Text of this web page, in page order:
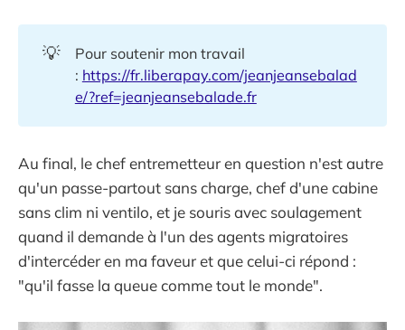
💡
Pour soutenir mon travail
: https://fr.liberapay.com/jeanjeansebalad
e/?ref=jeanjeansebalade.fr
Au final, le chef entremetteur en question n'est autre
qu'un passe-partout sans charge, chef d'une cabine
sans clim ni ventilo, et je souris avec soulagement
quand il demande à l'un des agents migratoires
d'intercéder en ma faveur et que celui-ci répond :
"qu'il fasse la queue comme tout le monde".